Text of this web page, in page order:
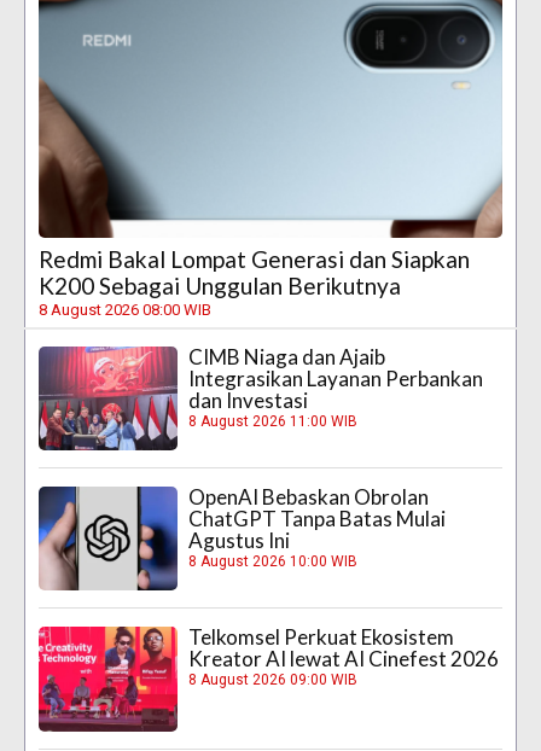
Redmi Bakal Lompat Generasi dan Siapkan
K200 Sebagai Unggulan Berikutnya
8 August 2026 08:00 WIB
CIMB Niaga dan Ajaib
Integrasikan Layanan Perbankan
dan Investasi
8 August 2026 11:00 WIB
OpenAI Bebaskan Obrolan
ChatGPT Tanpa Batas Mulai
Agustus Ini
8 August 2026 10:00 WIB
Telkomsel Perkuat Ekosistem
Kreator AI lewat AI Cinefest 2026
8 August 2026 09:00 WIB